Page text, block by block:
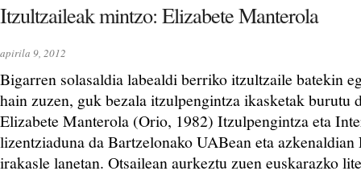
Itzultzaileak mintzo: Elizabete Manterola
apirila 9, 2012
Bigarren solasaldia labealdi berriko itzultzaile batekin
hain zuzen, guk bezala itzulpengintza ikasketak burutu
Elizabete Manterola (Orio, 1982) Itzulpengintza eta
lizentziaduna da Bartzelonako UABean eta
irakasle lanetan. Otsailean aurkeztu zuen euskarazko